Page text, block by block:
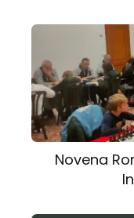
Novena